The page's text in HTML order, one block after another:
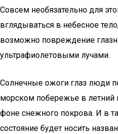
Совсем необязательно для
вглядываться в небесное
возможно повреждение
ультрафиолетовыми лучами.
Солнечные ожоги глаз люди
морском побережье в летний
фоне снежного покрова. И в
состояние будет носить